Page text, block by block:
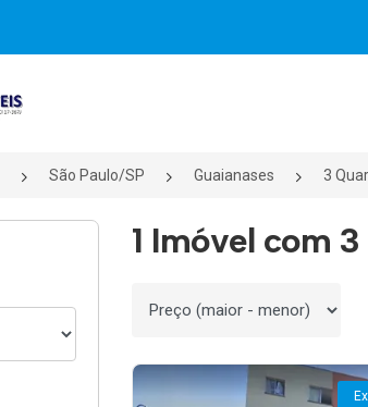
São Paulo/SP Guaianases 3
1 Imóvel com 3
Ordenar por